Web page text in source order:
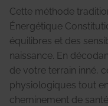
Cette méthode
Énergétique
équilibres et des
naissance. En
de votre terrain inné,
physiologiques tout
cheminement de